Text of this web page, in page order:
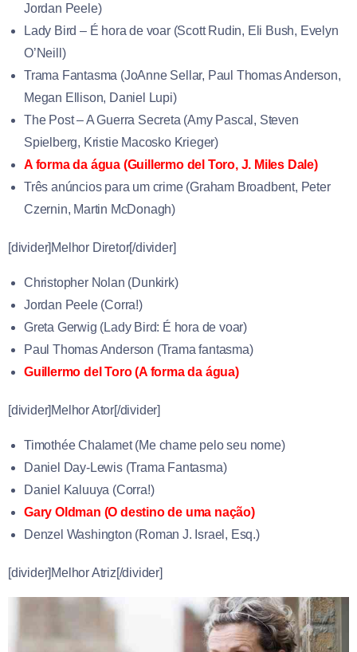
Jordan Peele)
Lady Bird – É hora de voar (Scott Rudin, Eli Bush, Evelyn
O’Neill)
Trama Fantasma (JoAnne Sellar, Paul Thomas Anderson,
Megan Ellison, Daniel Lupi)
The Post – A Guerra Secreta (Amy Pascal , Steven
Spielberg, Kristie Macosko Krieger)
A forma da água (Guillermo del Toro, J. Miles Dale)
Três anúncios para um crime (Graham Broadbent, Peter
Czernin, Martin McDonagh)
[divider]Melhor Diretor[/divider]
Christopher Nolan (Dunkirk)
Jordan Peele (Corra!)
Greta Gerwig (Lady Bird: É hora de voar)
Paul Thomas Anderson (Trama fantasma)
Guillermo del Toro (A forma da água)
[divider]Melhor Ator[/divider]
Timothée Chalamet (Me chame pelo seu nome)
Daniel Day-Lewis (Trama Fantasma)
Daniel Kaluuya (Corra!)
Gary Oldman (O destino de uma nação)
Denzel Washington (Roman J. Israel, Esq.)
[divider]Melhor Atriz[/divider]